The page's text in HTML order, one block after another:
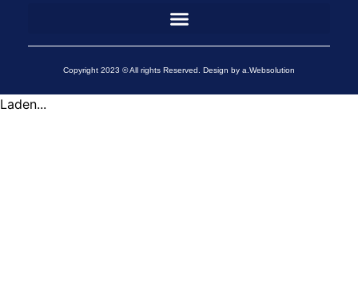
Copyright 2023 © All rights Reserved. Design by a.Websolution
Laden...